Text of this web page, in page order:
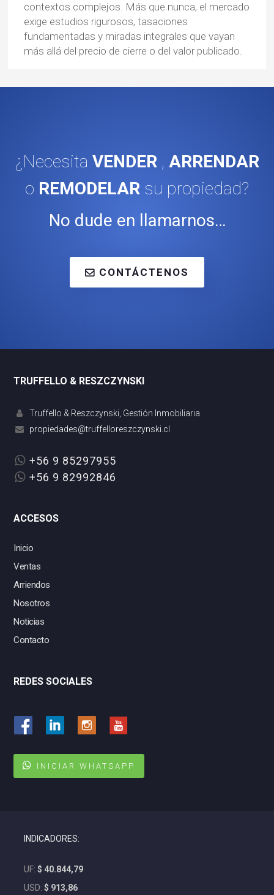
contextos complejos. Más que nunca, el mercado
exige estudios rigurosos, tasaciones
fundamentadas y miradas integrales que vayan
más allá del precio de cierre o del valor publicado.
¿Necesita VENDER , ARRENDAR
o REMODELAR su propiedad?
No dude en llamarnos…
CONTÁCTENOS
TRUFFELLO & RESZCZYNSKI
Truffello & Reszczynski, Gestión Inmobiliaria
+56 9 85297955
+56 9 82992846
ACCESOS
Inicio
Ventas
Arriendos
Nosotros
Noticias
Contacto
REDES SOCIALES
INICIAR WHATSAPP
INDICADORES:
UF: $ 40.844,79
USD: $ 913,86